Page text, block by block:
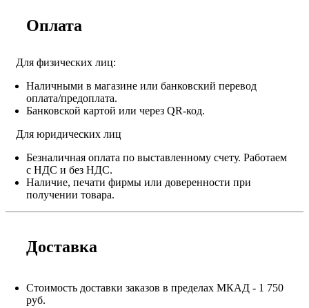
Оплата
Для физических лиц:
Наличными в магазине или банковский перевод
оплата/предоплата.
Банковской картой или через QR-код.
Для юридических лиц
Безналичная оплата по выставленному счету. Работаем
с НДС и без НДС.
Наличие, печати фирмы или доверенности при
получении товара.
Доставка
Стоимость доставки заказов в пределах МКАД - 1 750
руб.